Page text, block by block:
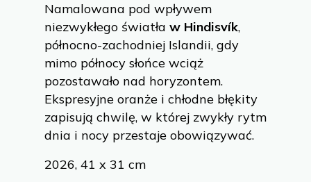
Namalowana pod wpływem
niezwykłego światła w Hindisvík,
północno-zachodniej Islandii, gdy
mimo północy słońce wciąż
pozostawało nad horyzontem.
Ekspresyjne oranże i chłodne błękity
zapisują chwilę, w której zwykły rytm
dnia i nocy przestaje obowiązywać.
2026, 41 x 31 cm